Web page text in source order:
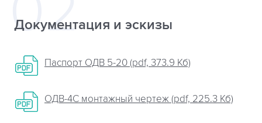
Документация и эскизы
Паспорт ОДВ 5-20 (pdf, 373.9 Кб)
ОДВ-4С монтажный чертеж (pdf, 225.3 Кб)